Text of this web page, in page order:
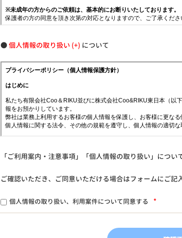
●個人情報の取り扱い について
「ご利用案内・注意事項」「個人情報の取り扱い」につい
ご確認いただき、ご同意いただける場合はフォームにご記
個人情報の取り扱い、利用案件について同意する *